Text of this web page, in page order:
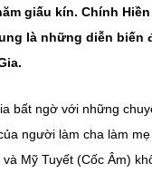
giấu kín. Chính
là những diễn biến
bất ngờ với những
người làm cha làm
Mỹ Tuyết (Cốc Âm)